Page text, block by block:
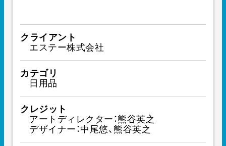
クライアント
エステー株式会社
カテゴリ
日用品
クレジット
アートディレクター：熊谷英之
デザイナー：中尾悠、熊谷英之